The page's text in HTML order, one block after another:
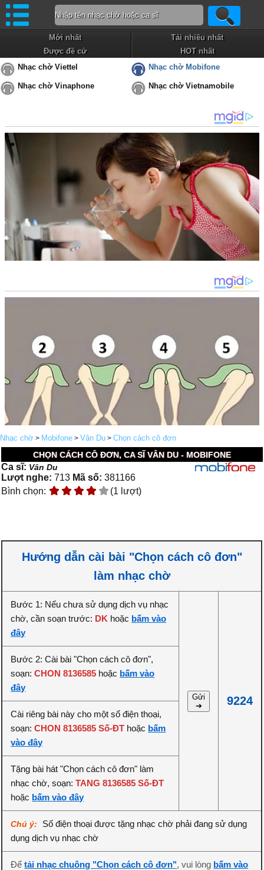
Mới nhất
Tải nhiều nhất
Được đề cử
HOT nhất
Nhạc chờ Viettel
Nhạc chờ Mobifone
Nhạc chờ Vinaphone Nhạc chờ Vietnamobile
Nhạc chờ > Mobifone > Vân Du > Chọn cách cô đơn
CHỌN CÁCH CÔ ĐƠN, CA SĨ VÂN DU - MOBIFONE
Ca sĩ: Vân Du
Lượt nghe: 713 Mã số: 381166
Bình chọn:
(1 lượt)
Hướng dẫn cài bài "Chọn cách cô đơn"
làm nhạc chờ
Bước 1: Nếu chưa sử dụng dịch vụ nhạc
chờ, cần soạn trước: DK hoặc bấm vào
đây
Gửi
➔
9224
Bước 2: Cài bài "Chọn cách cô đơn",
soạn:CHON 8136585 hoặc bấm vào
đây
Cài riêng bài này cho một số điện thoại,
soạn:CHON 8136585 Số-ĐT hoặc bấm
vào đây
Tặng bài hát "Chọn cách cô đơn" làm
nhạc chờ, soạn:TANG 8136585 Số-ĐT
hoặc bấm vào đây
Chú ý:
Số điện thoại được tặng nhạc chờ phải đang sử dụng
dụng dịch vụ nhạc chờ
Đểtải nhạc chuông "Chọn cách cô đơn", vui lòng bấm vào